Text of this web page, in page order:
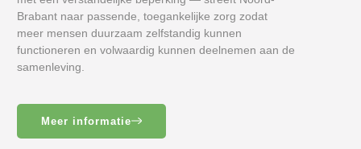
Brabant naar passende, toegankelijke zorg zodat
meer mensen duurzaam zelfstandig kunnen
functioneren en volwaardig kunnen deelnemen aan de
samenleving.
Meer informatie